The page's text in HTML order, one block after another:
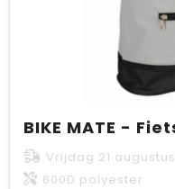
BIKE MATE -
Vrijdag 21
600D polyester